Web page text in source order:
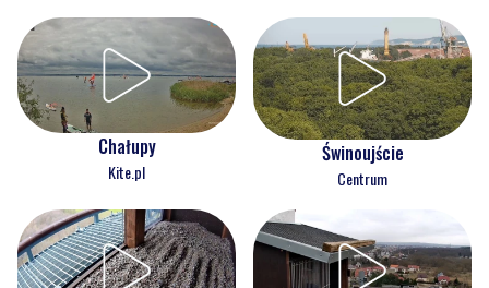
Chałupy
Kite.pl
Świnoujście
Centrum